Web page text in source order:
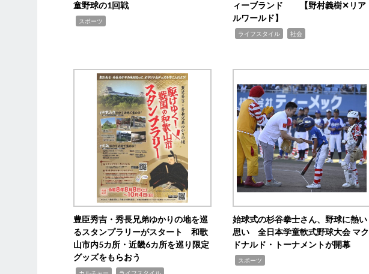
童野球の1回戦
スポーツ
ィーブランド 【野村義樹✕リア
ルワールド】
ライフスタイル 社会
豊臣秀吉・秀長兄弟ゆかりの地を巡
るスタンプラリーがスタート 和歌
山市内5カ所・近畿6カ所を巡り限定
グッズをもらおう
始球式の杉谷拳士さん、野球に熱い
思い 全日本学童軟式野球大会 マク
ドナルド・トーナメントが開幕
スポーツ